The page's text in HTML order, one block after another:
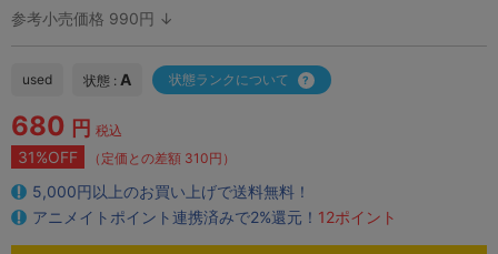
参考小売価格 990円 ↓
used 状態 : A 状態ランクについて
680 円 税込
31%OFF （定価との差額 310円）
5,000円以上のお買い上げで送料無料！
アニメイトポイント連携済みで2%還元！ 12ポイント